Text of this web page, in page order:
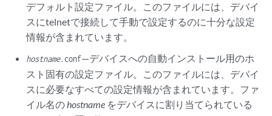
デフォルト設定ファイル。このファイルには、デバイ
スにtelnetで接続して手動で設定するのに十分な設定
情報が含まれています。
hostname.conf—デバイスへの自動インストール用のホ
スト固有の設定ファイル。このファイルには、デバイ
スに必要なすべての設定情報が含まれています。ファ
イル名のhostname をデバイスに割り当てられている